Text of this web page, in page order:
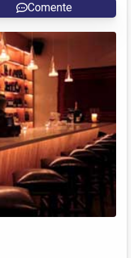
Comente